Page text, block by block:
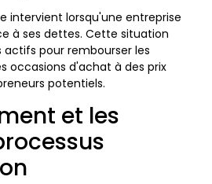
intervient lorsqu'une entreprise
à ses dettes. Cette situation
pour rembourser les
occasions d'achat à des prix
potentiels.
et les